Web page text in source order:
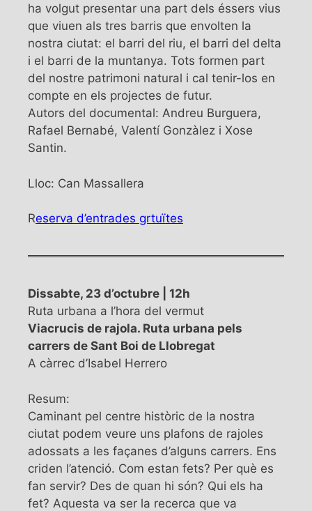
ha volgut presentar una part dels éssers vius
que viuen als tres barris que envolten la
nostra ciutat: el barri del riu, el barri del delta
i el barri de la muntanya. Tots formen part
del nostre patrimoni natural i cal tenir-los en
compte en els projectes de futur.
Autors del documental: Andreu Burguera,
Rafael Bernabé, Valentí Gonzàlez i Xose
Santin.
Lloc: Can Massallera
Reserva d’entrades grtuïtes
Dissabte, 23 d’octubre | 12h
Ruta urbana a l’hora del vermut
Viacrucis de rajola. Ruta urbana pels
carrers de Sant Boi de Llobregat
A càrrec d’Isabel Herrero
Resum:
Caminant pel centre històric de la nostra
ciutat podem veure uns plafons de rajoles
adossats a les façanes d’alguns carrers. Ens
criden l’atenció. Com estan fets? Per què es
fan servir? Des de quan hi són? Qui els ha
fet? Aquesta va ser la recerca que va